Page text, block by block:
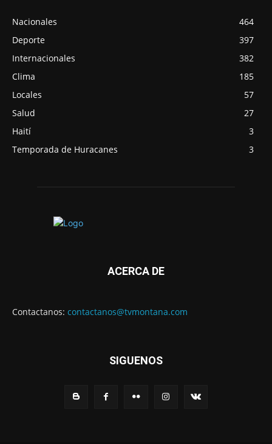
Nacionales
464
Deporte
397
Internacionales
382
Clima
185
Locales
57
Salud
27
Haití
3
Temporada de Huracanes
3
ACERCA DE
Contactanos: contactanos@tvmontana.com
SIGUENOS